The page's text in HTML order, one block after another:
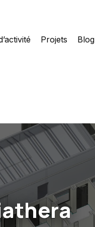
Projets Blog